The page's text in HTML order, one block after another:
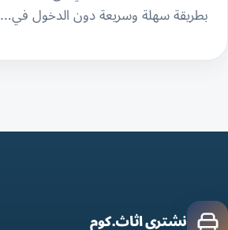
بطريقة سهلة وسريعة دون الدخول في…
نشتري اثاث.كوم